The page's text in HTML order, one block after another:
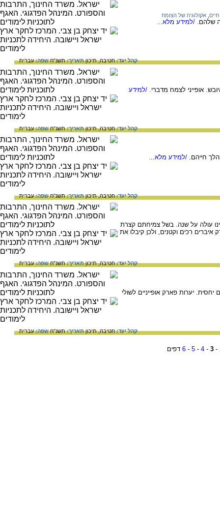
אקולוגיה של הצומח
שלהם. /למידע מלא...
קהל יעד:חטיבה,תיכוןתאריך:תשנ"חשפה:עברית
אופייני לצמח מדברי. /למידע
קהל יעד:חטיבה,תיכוןתאריך:תשנ"חשפה:עברית
חייהם. /למידע מלא...
קהל יעד:חטיבה,תיכוןתאריך:תשנ"חשפה:עברית
עולה על שנה. בשל צמיחתם קצרת
רכים וקטנים, ולכן קיבלו את
קהל יעד:חטיבה,תיכוןתאריך:תשנ"חשפה:עברית
יערות פארק אופייניים לשולי
קהל יעד:חטיבה,תיכוןתאריך:תשנ"חשפה:עברית
-
3
-
4
-
5
-
6 דפים